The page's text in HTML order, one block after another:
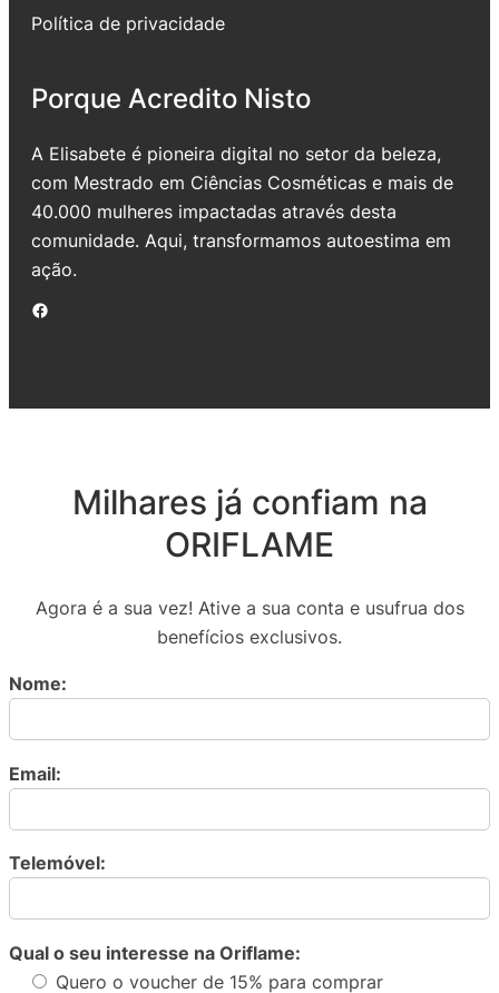
Política de privacidade
Porque Acredito Nisto
A Elisabete é pioneira digital no setor da beleza,
com Mestrado em Ciências Cosméticas e mais de
40.000 mulheres impactadas através desta
comunidade. Aqui, transformamos autoestima em
ação.
Facebook
Milhares já confiam na
ORIFLAME
Agora é a sua vez! Ative a sua conta e usufrua dos
benefícios exclusivos.
Nome:
Email:
Telemóvel:
Qual o seu interesse na Oriflame:
Quero o voucher de 15% para comprar